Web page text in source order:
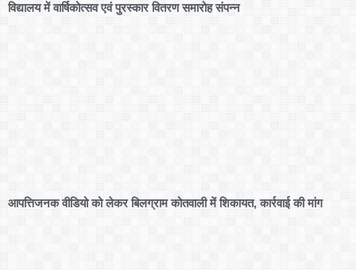
विद्यालय में वार्षिकोत्सव एवं पुरस्कार वितरण समारोह संपन्न
आपत्तिजनक वीडियो को लेकर बिलग्राम कोतवाली में शिकायत, कार्रवाई की मांग